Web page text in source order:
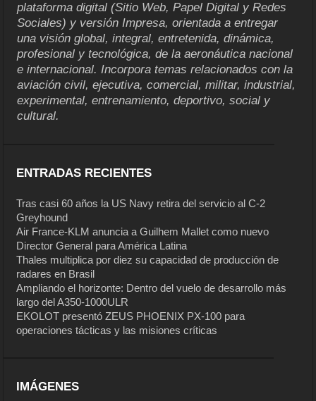
plataforma digital (Sitio Web, Papel Digital y Redes
Sociales) y versión Impresa, orientada a entregar
una visión global, integral, entretenida, dinámica,
profesional y tecnológica, de la aeronáutica nacional
e internacional. Incorpora temas relacionados con la
aviación civil, ejecutiva, comercial, militar, industrial,
experimental, entrenamiento, deportivo, social y
cultural.
ENTRADAS RECIENTES
Tras casi 60 años la US Navy retira del servicio al C-2
Greyhound
Air France-KLM anuncia a Guilhem Mallet como nuevo
Director General para América Latina
Thales multiplica por diez su capacidad de producción de
radares en Brasil
Ampliando el horizonte: Dentro del vuelo de desarrollo más
largo del A350-1000ULR
EKOLOT presentó ZEUS PHOENIX PX-100 para
operaciones tácticas y las misiones críticas
IMÁGENES